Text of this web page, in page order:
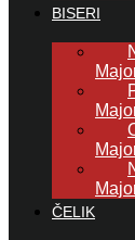
BISERI
ČELIK